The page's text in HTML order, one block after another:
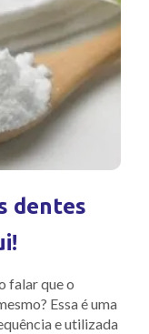
dentes
falar que o
Essa é uma
e utilizada